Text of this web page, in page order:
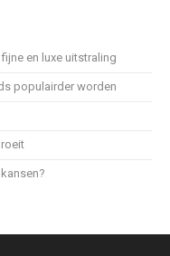
en luxe uitstraling
populairder worden